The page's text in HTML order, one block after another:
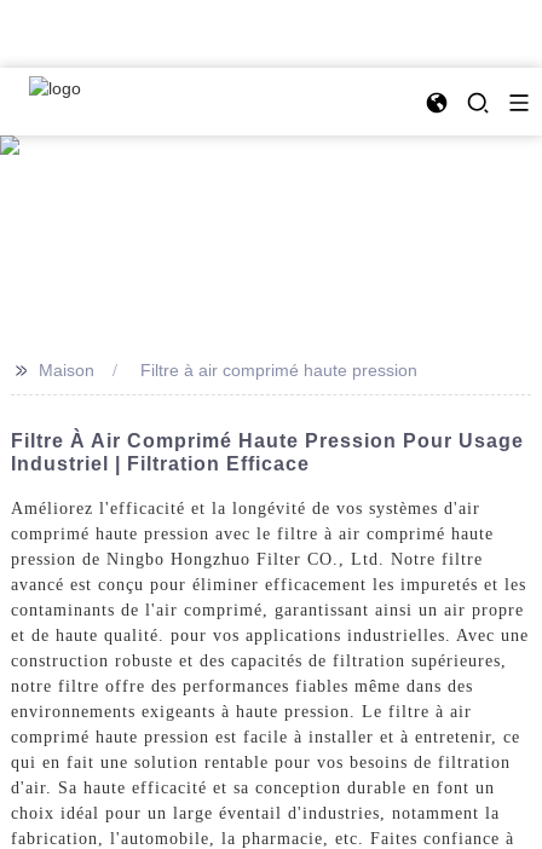
>> Maison Filtre à air comprimé haute pression
Filtre À Air Comprimé Haute Pression Pour Usage
Industriel | Filtration Efficace
Améliorez l'efficacité et la longévité de vos systèmes d'air
comprimé haute pression avec le filtre à air comprimé haute
pression de Ningbo Hongzhuo Filter CO., Ltd. Notre filtre
avancé est conçu pour éliminer efficacement les impuretés et les
contaminants de l'air comprimé, garantissant ainsi un air propre
et de haute qualité. pour vos applications industrielles. Avec une
construction robuste et des capacités de filtration supérieures,
notre filtre offre des performances fiables même dans des
environnements exigeants à haute pression. Le filtre à air
comprimé haute pression est facile à installer et à entretenir, ce
qui en fait une solution rentable pour vos besoins de filtration
d'air. Sa haute efficacité et sa conception durable en font un
choix idéal pour un large éventail d'industries, notamment la
fabrication, l'automobile, la pharmacie, etc. Faites confiance à